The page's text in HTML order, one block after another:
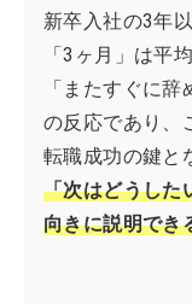
新卒入社の3年
「3ヶ月」は平
「またすぐに
の反応であり、
転職成功の鍵と
「次はどうした
向きに説明でき